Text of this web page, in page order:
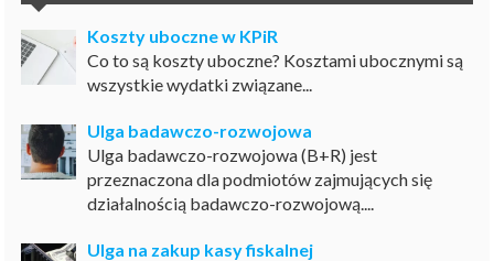
Koszty uboczne w KPiR
Co to są koszty uboczne? Kosztami ubocznymi są
wszystkie wydatki związane...
Ulga badawczo-rozwojowa
Ulga badawczo-rozwojowa (B+R) jest
przeznaczona dla podmiotów zajmujących się
działalnością badawczo-rozwojową....
Ulga na zakup kasy fiskalnej